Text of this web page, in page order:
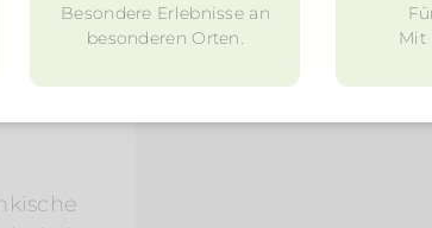
Besondere Erlebnisse an
besonderen Orten.
Mit